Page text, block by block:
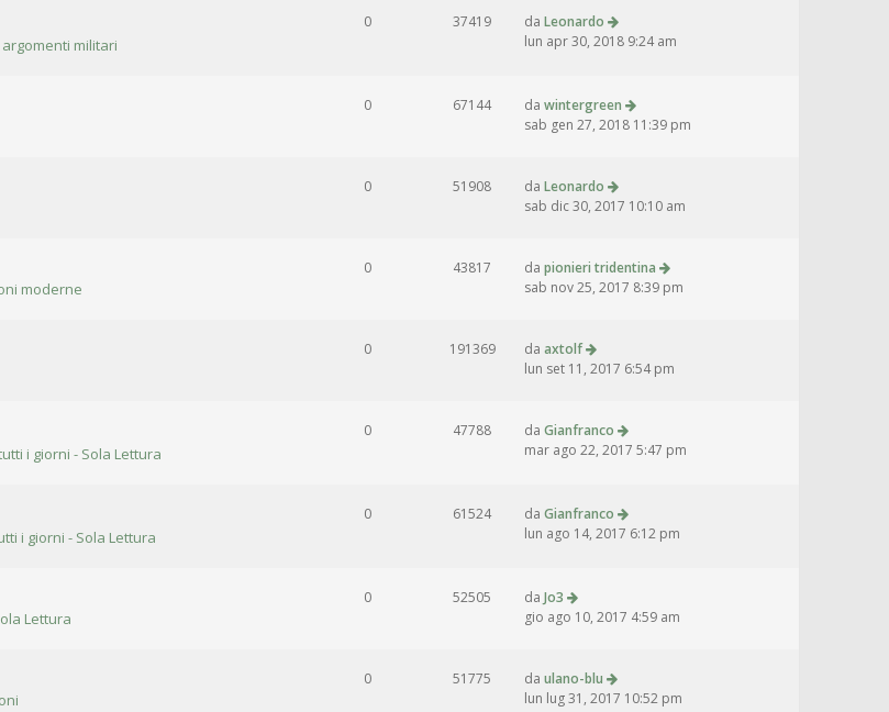
militari
0 37419 da Leonardo
lun apr 30, 2018 9:24 am
0 67144 da wintergreen
sab gen 27, 2018 11:39 pm
0 51908 da Leonardo
sab dic 30, 2017 10:10 am
moderne
0 43817 da pionieri tridentina
sab nov 25, 2017 8:39 pm
0 191369 da axtolf
lun set 11, 2017 6:54 pm
i giorni - Sola Lettura
0 47788 da Gianfranco
mar ago 22, 2017 5:47 pm
i giorni - Sola Lettura
0 61524 da Gianfranco
lun ago 14, 2017 6:12 pm
Lettura
0 52505 da Jo3
gio ago 10, 2017 4:59 am
0 51775 da ulano-blu
lun lug 31, 2017 10:52 pm